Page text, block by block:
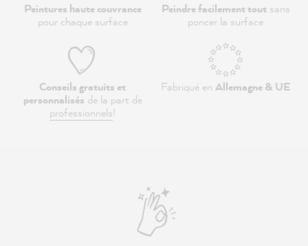
Peintures haute couvrance
pour chaque surface
Peindre facilement toutsans
poncer la surface
Conseils gratuits et
personnalisés de la part de
professionnels!
Fabriqué en Allemagne & UE